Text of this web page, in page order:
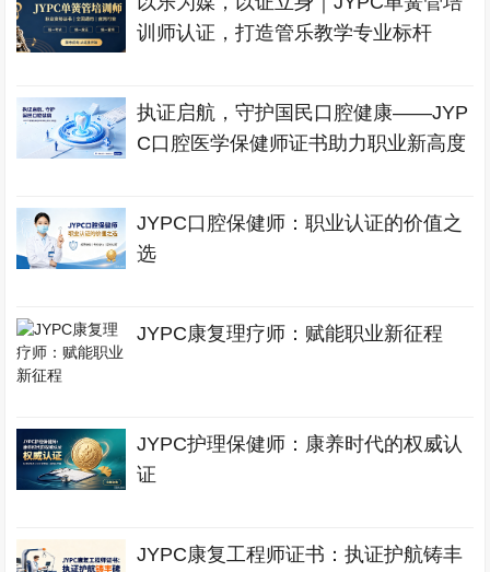
训师认证，打造管乐教学专业标杆
执证启航，守护国民口腔健康——JYP
C口腔医学保健师证书助力职业新高度
JYPC口腔保健师：职业认证的价值之
选
JYPC康复理疗师：赋能职业新征程
JYPC护理保健师：康养时代的权威认
证
JYPC康复工程师证书：执证护航铸丰